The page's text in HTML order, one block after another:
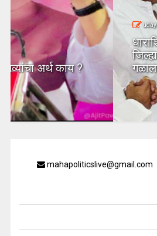
uday dahale April 18, 2024
धाराशिव : तीस वर्षे सत्ता
जिल्ह्यतील कॉंग्रेसचा दुसरा
गळाला?
mahapoliticslive@gmail.com